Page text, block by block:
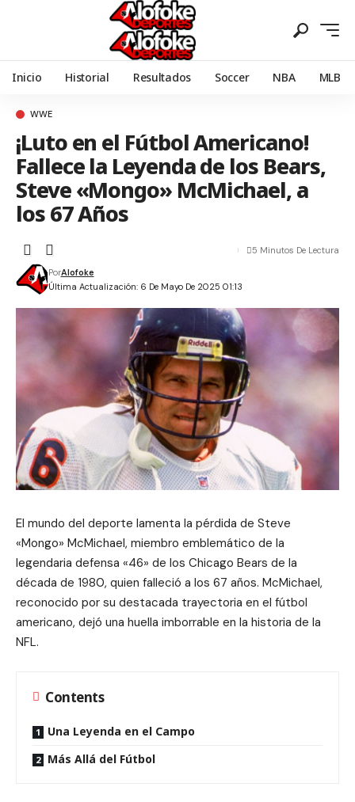
Inicio Historial Resultados Soccer NBA MLB
WWE
¡Luto en el Fútbol Americano!
Fallece la Leyenda de los Bears,
Steve «Mongo» McMichael, a
los 67 Años
Última Actualización: 6 De Mayo De 2025 01:13
PorAlofoke
5 Minutos De Lectura
El mundo del deporte lamenta la pérdida de Steve
«Mongo» McMichael, miembro emblemático de la
legendaria defensa «46» de los Chicago Bears de la
década de 1980, quien falleció a los 67 años. McMichael,
reconocido por su destacada trayectoria en el fútbol
americano, dejó una huella imborrable en la historia de la
NFL.
Contents
Una Leyenda en el Campo
Más Allá del Fútbol